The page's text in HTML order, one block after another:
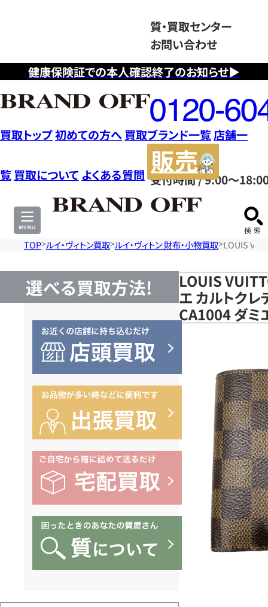
健康保険証での本人確認終了のお知らせ▶
質・買取センター
お問い合わせ
フ
リ
ー
ダ
イ
ヤ
ル
0120604117
受付時間 / 9:00～
買取トップ初めての方へ 買取ブランド一覧店舗一
覧 買取について よくある質問
サ
TOP ルイ・ヴィトン買取 ルイ・ヴィトン 財布・小物買取 LOUIS
選べる買取方法!
LOUIS
エ カルトクレ
CA1004 ダ